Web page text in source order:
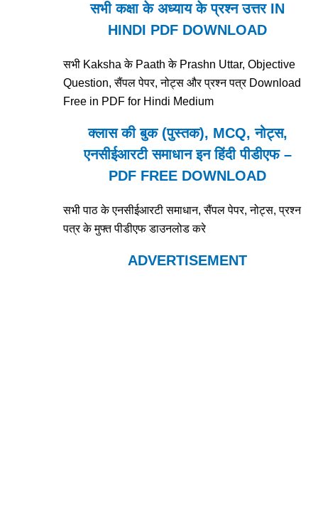
सभी कक्षा के अध्याय के प्रश्न उत्तर IN
HINDI PDF DOWNLOAD
सभी Kaksha के Paath के Prashn Uttar, Objective
Question, सैंपल पेपर, नोट्स और प्रश्न पत्र Download
Free in PDF for Hindi Medium
क्लास की बुक (पुस्तक), MCQ, नोट्स,
एनसीईआरटी समाधान इन हिंदी पीडीएफ –
PDF FREE DOWNLOAD
सभी पाठ के एनसीईआरटी समाधान, सैंपल पेपर, नोट्स, प्रश्न
पत्र के मुफ्त पीडीएफ डाउनलोड करे
ADVERTISEMENT